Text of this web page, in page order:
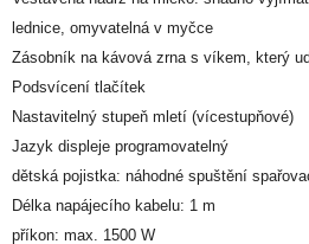
lednice, omyvatelná v myčce
Zásobník na kávová zrna s víkem, který
Podsvícení tlačítek
Nastavitelný stupeň mletí (vícestupňové)
Jazyk displeje programovatelný
dětská pojistka: náhodné spuštění
Délka napájecího kabelu: 1 m
příkon: max. 1500 W